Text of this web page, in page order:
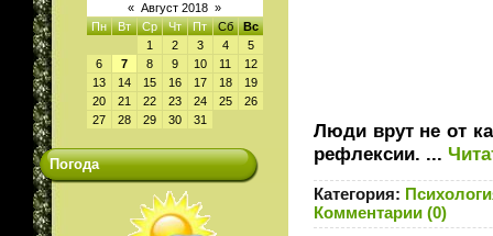
« Август 2018 »
Пн
Вт Ср Чт Пт Сб
Вс
1
2 3 4
5
6
7 8 9 10 11
12
13
14 15 16 17 18
19
20
21 22 23 24 25
26
27
28 29 30 31
Погода
Люди врут не от
рефлексии. ...
Категория:
Комментарии (0)